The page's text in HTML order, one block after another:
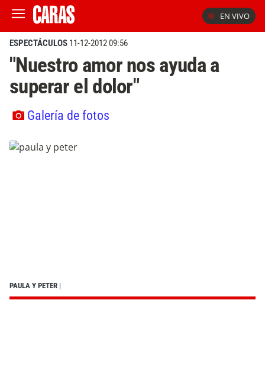
EN VIVO
ESPECTÁCULOS 11-12-2012 09:56
"Nuestro amor nos ayuda a
superar el dolor"
Galería de fotos
PAULA Y PETER |